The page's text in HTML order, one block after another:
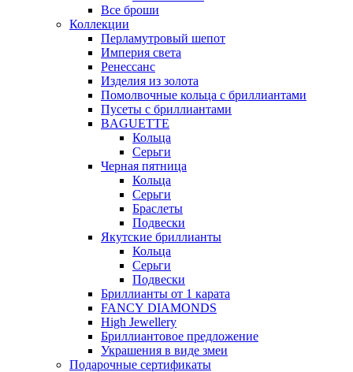
Все броши
Коллекции
Перламутровый шепот
Империя света
Ренессанс
Изделия из золота
Помолвочные кольца с бриллиантами
Пусеты с бриллиантами
BAGUETTE
Кольца
Серьги
Черная пятница
Кольца
Серьги
Браслеты
Подвески
Якутские бриллианты
Кольца
Серьги
Подвески
Бриллианты от 1 карата
FANCY DIAMONDS
High Jewellery
Бриллиантовое предложение
Украшения в виде змеи
Подарочные сертификаты